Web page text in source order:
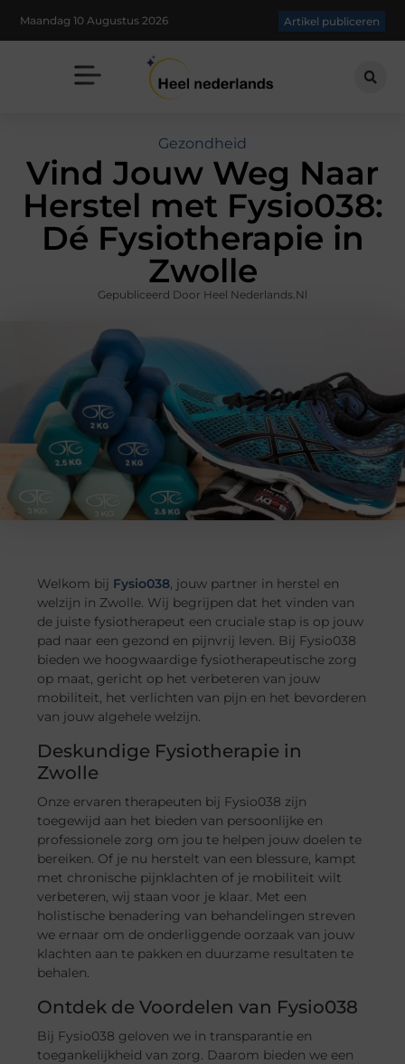
Maandag 10 Augustus 2026 Artikel publiceren
Gezondheid
Vind Jouw Weg Naar
Herstel met Fysio038:
Dé Fysiotherapie in
Zwolle
Gepubliceerd Door Heel Nederlands.nl
Welkom bij Fysio038, jouw partner in herstel en
welzijn in Zwolle. Wij begrijpen dat het vinden van
de juiste fysiotherapeut een cruciale stap is op jouw
pad naar een gezond en pijnvrij leven. Bij Fysio038
bieden we hoogwaardige fysiotherapeutische zorg
op maat, gericht op het verbeteren van jouw
mobiliteit, het verlichten van pijn en het bevorderen
van jouw algehele welzijn.
Deskundige Fysiotherapie in
Zwolle
Onze ervaren therapeuten bij Fysio038 zijn
toegewijd aan het bieden van persoonlijke en
professionele zorg om jou te helpen jouw doelen te
bereiken. Of je nu herstelt van een blessure, kampt
met chronische pijnklachten of je mobiliteit wilt
verbeteren, wij staan voor je klaar. Met een
holistische benadering van behandelingen streven
we ernaar om de onderliggende oorzaak van jouw
klachten aan te pakken en duurzame resultaten te
behalen.
Ontdek de Voordelen van Fysio038
Bij Fysio038 geloven we in transparantie en
toegankelijkheid van zorg. Daarom bieden we een